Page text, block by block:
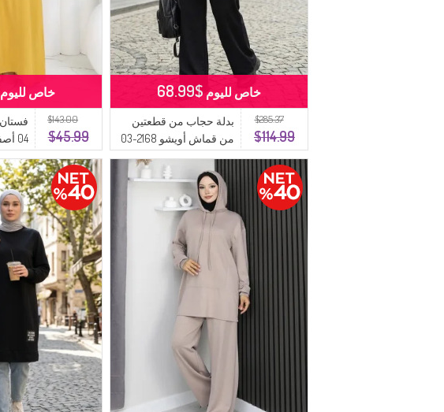
$285.37
$114.99
بدلة حجاب من قطعتين
من قماش أويشو 2168-03
أسود
خاص لليوم $68.99
$143.00
$45.99
04 أصفر
خاص لليوم